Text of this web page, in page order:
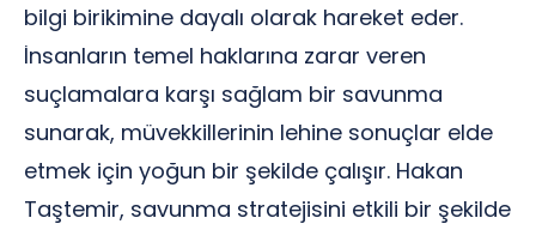
bilgi birikimine dayalı olarak hareket eder.
İnsanların temel haklarına zarar veren
suçlamalara karşı sağlam bir savunma
sunarak, müvekkillerinin lehine sonuçlar elde
etmek için yoğun bir şekilde çalışır. Hakan
Taştemir, savunma stratejisini etkili bir şekilde